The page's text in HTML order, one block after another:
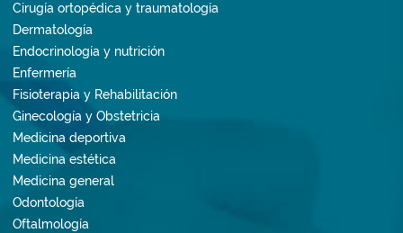
Cirugía ortopédica y traumatología
Dermatología
Endocrinología y nutrición
Enfermería
Fisioterapia y Rehabilitación
Ginecología y Obstetricia
Medicina deportiva
Medicina estética
Medicina general
Odontología
Oftalmología